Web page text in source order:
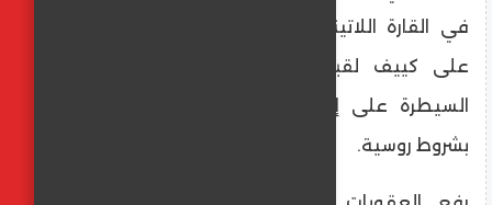
في القارة اللاتينية، تتعهد واشنطن بالضغط
على كييف لقبول تسوية تضمن لموسكو
السيطرة على إقليم "دونباس" وإنهاء الحرب
بشروط روسية.